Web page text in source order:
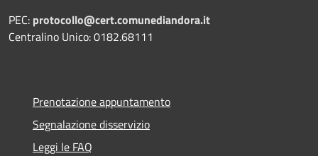
PEC: protocollo@cert.comunediandora.it
Centralino Unico: 0182.68111
Prenotazione appuntamento
Segnalazione disservizio
Leggi le FAQ